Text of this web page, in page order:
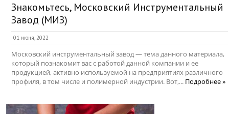
Знакомьтесь, Московский Инструментальный
Завод (МИЗ)
01 июня, 2022
Московский инструментальный завод — тема данного материала,
который познакомит вас с работой данной компании и ее
продукцией, активно используемой на предприятиях различного
профиля, в том числе и полимерной индустрии. Вот,... Подробнее »